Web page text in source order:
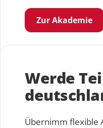
Zur Akademie
Werde
Übernimm flexible